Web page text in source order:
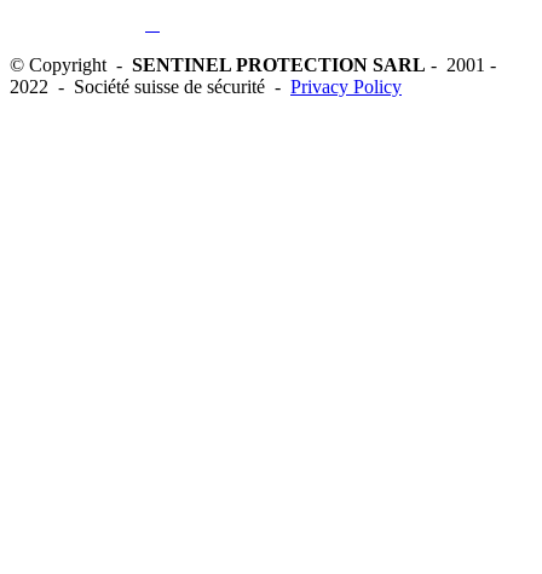
© Copyright - SENTINEL PROTECTION SARL - 2001 -
2022 - Société suisse de sécurité - Privacy Policy